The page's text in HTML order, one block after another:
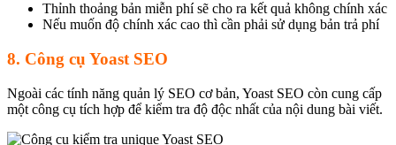
Thỉnh thoảng bản miễn phí sẽ cho ra kết quả không chính xác
Nếu muốn độ chính xác cao thì cần phải sử dụng bản trả phí
8. Công cụ Yoast SEO
Ngoài các tính năng quản lý SEO cơ bản, Yoast SEO còn cung cấp
một công cụ tích hợp để kiểm tra độ độc nhất của nội dung bài viết.